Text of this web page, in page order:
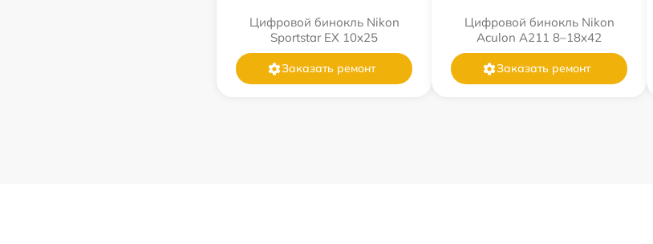
Цифровой бинокль Nikon
Sportstar EX 10x25
Заказать ремонт
Цифровой бинокль Nikon
Aculon A211 8–18x42
Заказать ремонт